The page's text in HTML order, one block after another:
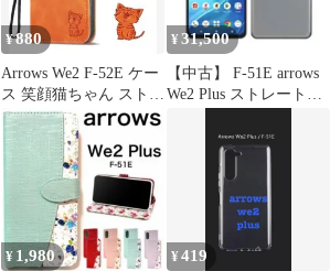
¥880
Arrows We2 F-52E ケー
ス 笑顔猫ちゃん ストラ
ップ付き オレンジ
¥ 31,500
【中古】 F-51E arrows
We2 Plus ストレートグ
ドコモ スマホ【送料無
料】 f51egy7mtm
¥ 1,980 ¥419